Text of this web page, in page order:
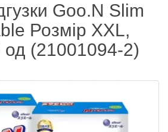
Goo.N Slim
Розмір XXL,
од (21001094-2)